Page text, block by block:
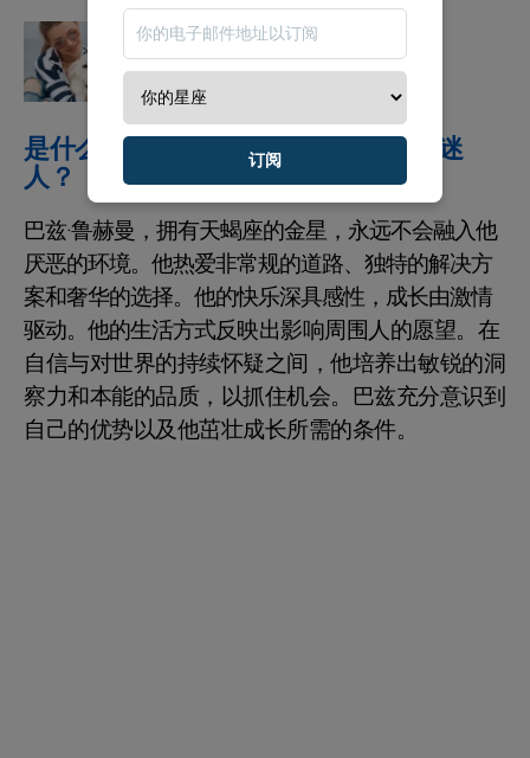
星座运势
最新 : 明年的运程
是什么让巴兹·鲁赫曼的爱情生活如此迷
人？
巴兹·鲁赫曼，拥有天蝎座的金星，永远不会融入他
厌恶的环境。他热爱非常规的道路、独特的解决方
案和奢华的选择。他的快乐深具感性，成长由激情
驱动。他的生活方式反映出影响周围人的愿望。在
自信与对世界的持续怀疑之间，他培养出敏锐的洞
察力和本能的品质，以抓住机会。巴兹充分意识到
自己的优势以及他茁壮成长所需的条件。
订阅